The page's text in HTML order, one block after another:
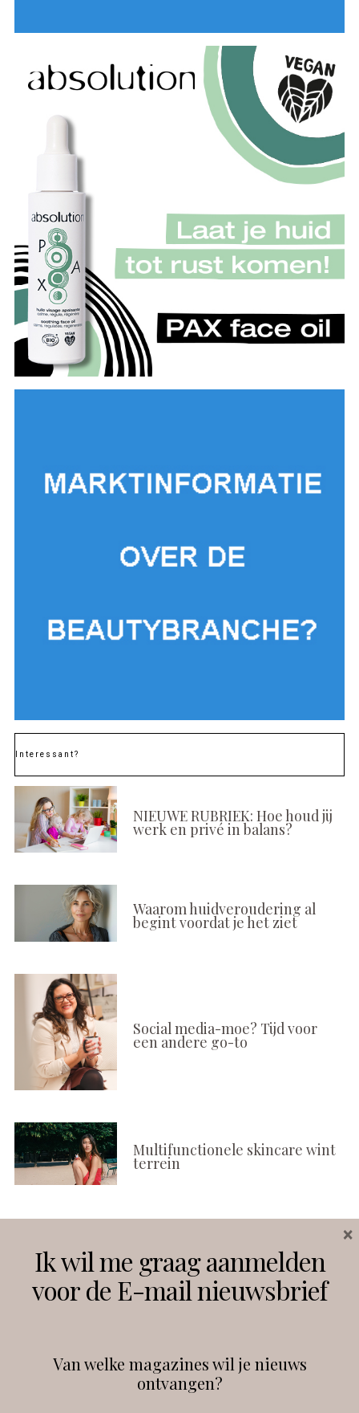
Interessant?
NIEUWE RUBRIEK: Hoe houd jij
werk en privé in balans?
Waarom huidveroudering al
begint voordat je het ziet
Social media-moe? Tijd voor
een andere go-to
Multifunctionele skincare wint
terrein
Instagram Facebook
debeautyprofessional
Ik wil me graag aanmelden
voor de E-mail nieuwsbrief
Van welke magazines wil je nieuws
ontvangen?
×